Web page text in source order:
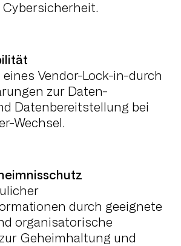
Cybersicherheit.
Vendor-Lock-in-durch
zur Daten-
Datenbereitstellung bei
Wechsel.
durch geeignete
organisatorische
Geheimhaltung und